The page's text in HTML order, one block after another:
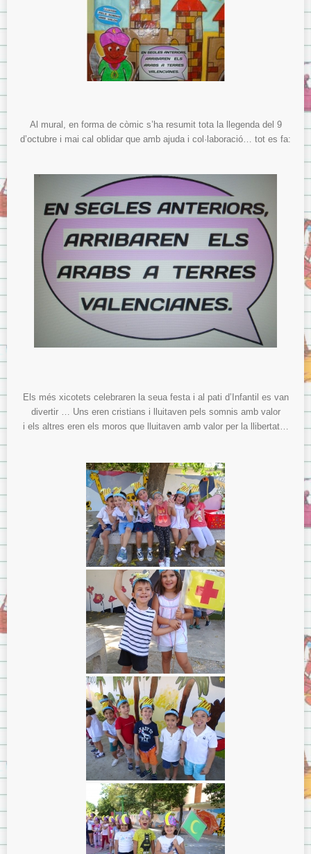
Al mural, en forma de còmic s’ha resumit tota la llegenda del 9
d’octubre i mai cal oblidar que amb ajuda i col·laboració… tot es fa:
Els més xicotets celebraren la seua festa i al pati d’Infantil es van
divertir … Uns eren cristians i lluitaven pels somnis amb valor
i els altres eren els moros que lluitaven amb valor per la llibertat…